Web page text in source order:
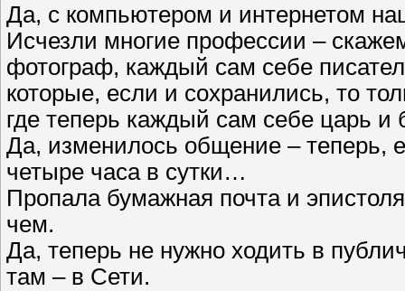
Да, с компьютером и интернетом
Исчезли многие профессии –
фотограф, каждый сам себе
которые, если и сохранились, то
где теперь каждый сам себе царь и
Да, изменилось общение – теперь,
четыре часа в сутки…
Пропала бумажная почта и
чем.
Да, теперь не нужно ходить в
там – в Сети.